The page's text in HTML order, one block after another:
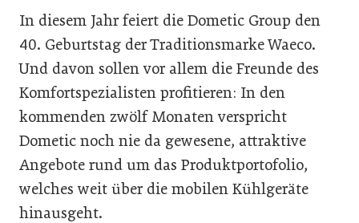
In diesem Jahr feiert die Dometic Group den
40. Geburtstag der Traditionsmarke Waeco.
Und davon sollen vor allem die Freunde des
Komfortspezialisten profitieren: In den
kommenden zwölf Monaten verspricht
Dometic noch nie da gewesene, attraktive
Angebote rund um das Produktportofolio,
welches weit über die mobilen Kühlgeräte
hinausgeht.